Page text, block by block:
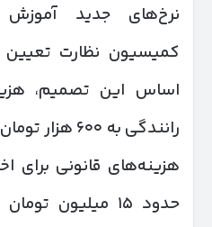
نرخ‌های جدید
کمیسیون نظارت
اساس این تصمیم،
رانندگی به
هزینه‌های قانونی برای
حدود ۱۵ میلیون